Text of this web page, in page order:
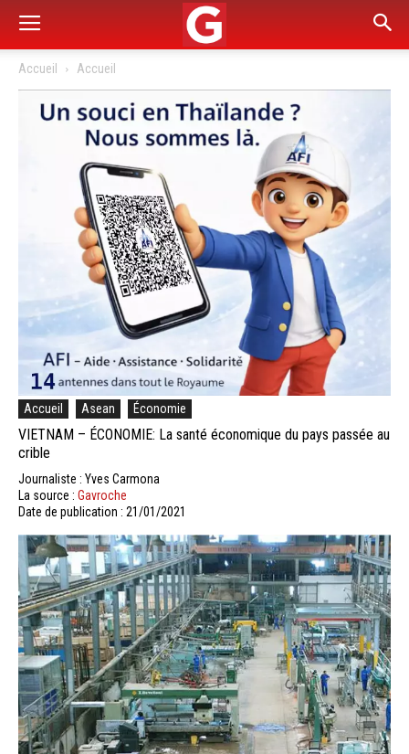
Accueil Accueil
Accueil Asean Économie
VIETNAM – ÉCONOMIE: La santé économique du pays passée au
crible
Journaliste : Yves Carmona
La source : Gavroche
Date de publication : 21/01/2021